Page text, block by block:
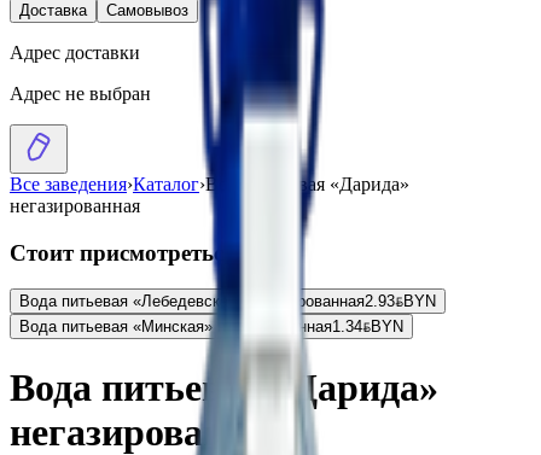
Доставка Самовывоз
Адрес доставки
Адрес не выбран
Все заведения›Каталог›Вода питьевая «Дарида»
негазированная
Стоит присмотреться
Вода питьевая «Лебедевская» негазированная2.93BYNBYN
Вода питьевая «Минская» негазированная1.34BYNBYN
Вода питьевая «Дарида»
негазированная